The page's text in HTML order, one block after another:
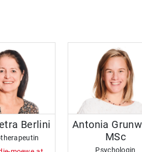
Berlini
Antonia
MSc
Psychologin